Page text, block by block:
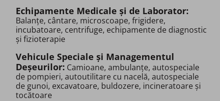
Echipamente Medicale și de Laborator:
Balanțe, cântare, microscoape, frigidere,
incubatoare, centrifuge, echipamente de diagnostic
și fizioterapie​
Vehicule Speciale și Managementul
Deșeurilor: Camioane, ambulanțe, autospeciale
de pompieri, autoutilitare cu nacelă, autospeciale
de gunoi, excavatoare, buldozere, incineratoare și
tocătoare​